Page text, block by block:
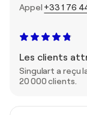
Appel +33 1 76
Les clients
Singulart a reçu
20 000 clients.